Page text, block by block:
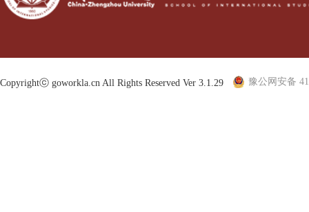
Copyrightⓒ goworkla.cn All Rights Reserved Ver 3.1.29 豫公网安备